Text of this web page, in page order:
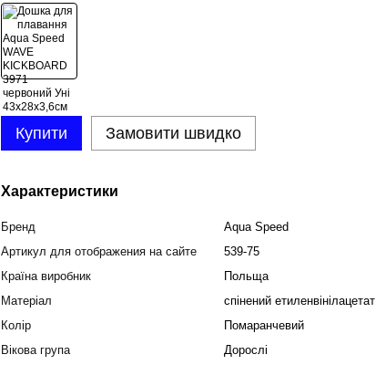
Купити Замовити швидко
Характеристики
Бренд
Aqua Speed
Артикул для отображения на сайте
539-75
Країна виробник
Польща
Матеріал
спінений етиленвінілацетат
Колір
Помаранчевий
Вікова група
Дорослі